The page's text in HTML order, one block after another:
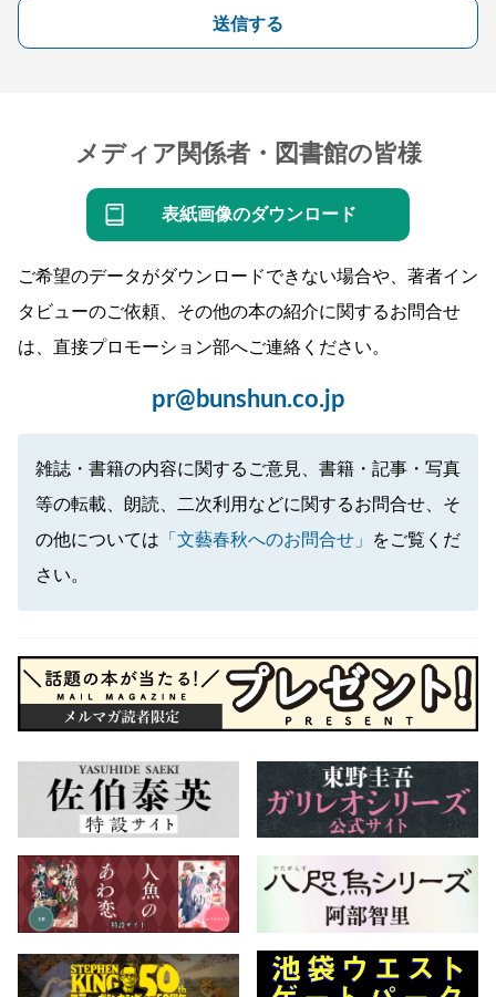
送信する
メディア関係者・図書館の皆様
表紙画像のダウンロード
ご希望のデータがダウンロードできない場合や、著者イン
タビューのご依頼、その他の本の紹介に関するお問合せ
は、直接プロモーション部へご連絡ください。
pr@bunshun.co.jp
雑誌・書籍の内容に関するご意見、書籍・記事・写真
等の転載、朗読、二次利用などに関するお問合せ、そ
の他については 「文藝春秋へのお問合せ」
をご覧くだ
さい。